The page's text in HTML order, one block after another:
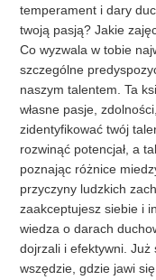
temperament i dary
twoją pasją? Jakie
Co wyzwala w tobie
szczególne
naszym talentem. Ta
własne pasje,
zidentyfikować twój
rozwinąć potencjał, a
poznając różnice
przyczyny ludzkich
zaakceptujesz siebie i
wiedza o darach
dojrzali i efektywni.
wszędzie, gdzie jawi